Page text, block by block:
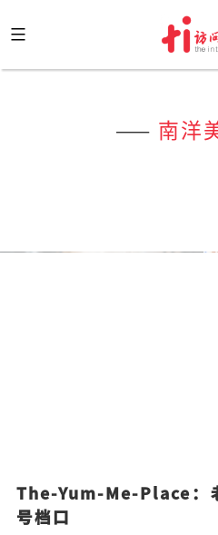
to
content
—— 南洋
The-Yum-Me-Place
号档口